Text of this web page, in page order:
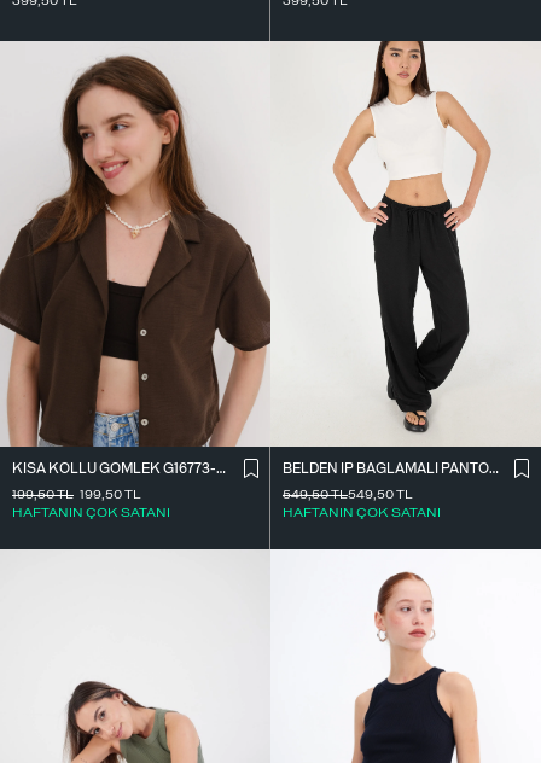
KISA KOLLU GÖMLEK G16773-Z8
199,50TL
HAFTANIN ÇOK SATANI
199,50TL
BELDEN İ̇P BAĞLAMALI PANTOLON PN16372-İ6
549,50TL
HAFTANIN ÇOK SATANI
549,50TL